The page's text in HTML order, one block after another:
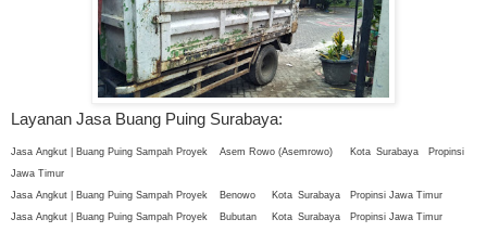
Layanan Jasa Buang Puing Surabaya:
Jasa Angkut | Buang Puing Sampah Proyek Asem Rowo (Asemrowo) Kota Surabaya
Propinsi
Jawa Timur
Jasa Angkut | Buang Puing Sampah Proyek
Benowo Kota Surabaya
Propinsi Jawa Timur
Jasa Angkut | Buang Puing Sampah Proyek
Bubutan Kota Surabaya
Propinsi Jawa Timur